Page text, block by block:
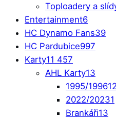
Toploadery a
Entertainment6
HC Dynamo Fans39
HC Pardubice997
Karty11 457
AHL Karty13
1995/199612
2022/20231
Brankáři13